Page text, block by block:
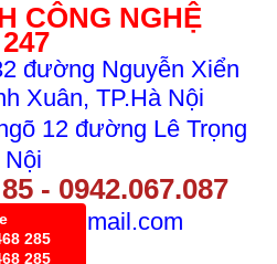
CÔNG NGHỆ
đường Nguyễn Xiển
Xuân, TP.Hà Nội
12 đường Lê Trọng
5 - 0942.067.087
285
285